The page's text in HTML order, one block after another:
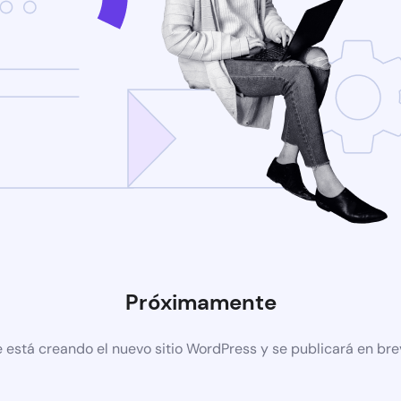
Próximamente
está creando el nuevo sitio WordPress y se publicará en